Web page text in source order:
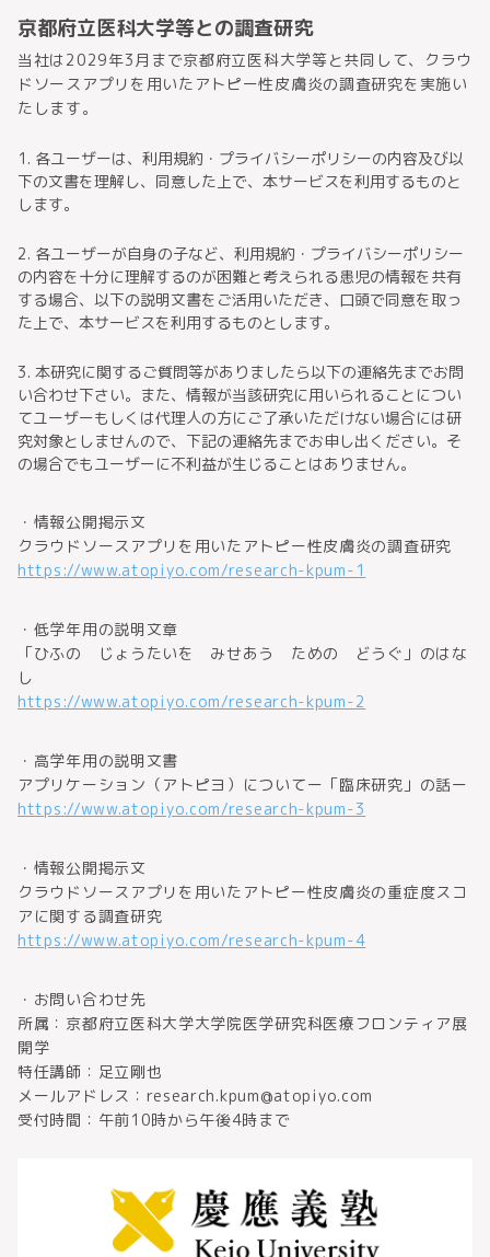
京都府立医科大学等との調査研究
当社は2029年3月まで京都府立医科大学等と共同して、クラウ
ドソースアプリを用いたアトピー性皮膚炎の調査研究を実施い
たします。
1. 各ユーザーは、利用規約・プライバシーポリシーの内容及び以
下の文書を理解し、同意した上で、本サービスを利用するものと
します。
2. 各ユーザーが自身の子など、利用規約・プライバシーポリシー
の内容を十分に理解するのが困難と考えられる患児の情報を共有
する場合、以下の説明文書をご活用いただき、口頭で同意を取っ
た上で、本サービスを利用するものとします。
3. 本研究に関するご質問等がありましたら以下の連絡先までお問
い合わせ下さい。また、情報が当該研究に用いられることについ
てユーザーもしくは代理人の方にご了承いただけない場合には研
究対象としませんので、下記の連絡先までお申し出ください。そ
の場合でもユーザーに不利益が生じることはありません。
・情報公開掲示文
クラウドソースアプリを用いたアトピー性皮膚炎の調査研究
https://www.atopiyo.com/research-kpum-1
・低学年用の説明文章
「ひふの じょうたいを みせあう ための どうぐ」のはな
し
https://www.atopiyo.com/research-kpum-2
・高学年用の説明文書
アプリケーション（アトピヨ）についてー「臨床研究」の話ー
https://www.atopiyo.com/research-kpum-3
・情報公開掲示文
クラウドソースアプリを用いたアトピー性皮膚炎の重症度スコ
アに関する調査研究
https://www.atopiyo.com/research-kpum-4
・お問い合わせ先
所属：京都府立医科大学大学院医学研究科医療フロンティア展
開学
特任講師：足立剛也
メールアドレス：research.kpum@atopiyo.com
受付時間：午前10時から午後4時まで